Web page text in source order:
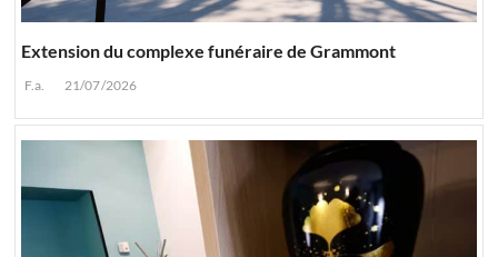
Extension du complexe funéraire de Grammont
F.a. 21/07/2026